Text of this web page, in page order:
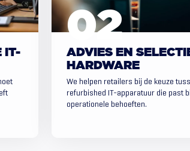
IT-
ADVIES EN
HARDWARE
We helpen retailers bij de keuze
refurbished IT-apparatuur die past
operationele behoeften.